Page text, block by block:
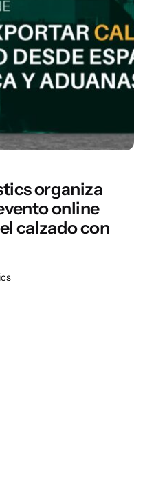
organiza
online
calzado con